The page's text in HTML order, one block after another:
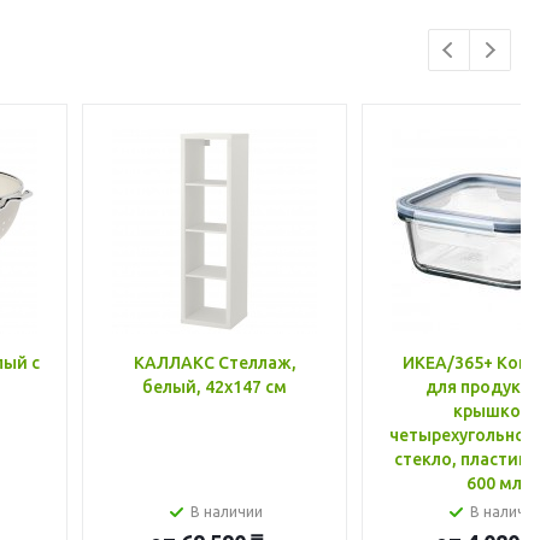
с
КАЛЛАКС Стеллаж,
белый, 42x147 см
В наличии
ИКЕА/365+
для
крышкой,
стекло, пластик
600 мл
В